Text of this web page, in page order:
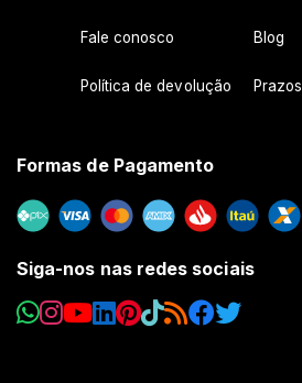
Fale conosco Blog
Política de devolução Prazos
Formas de Pagamento
Siga-nos nas redes sociais